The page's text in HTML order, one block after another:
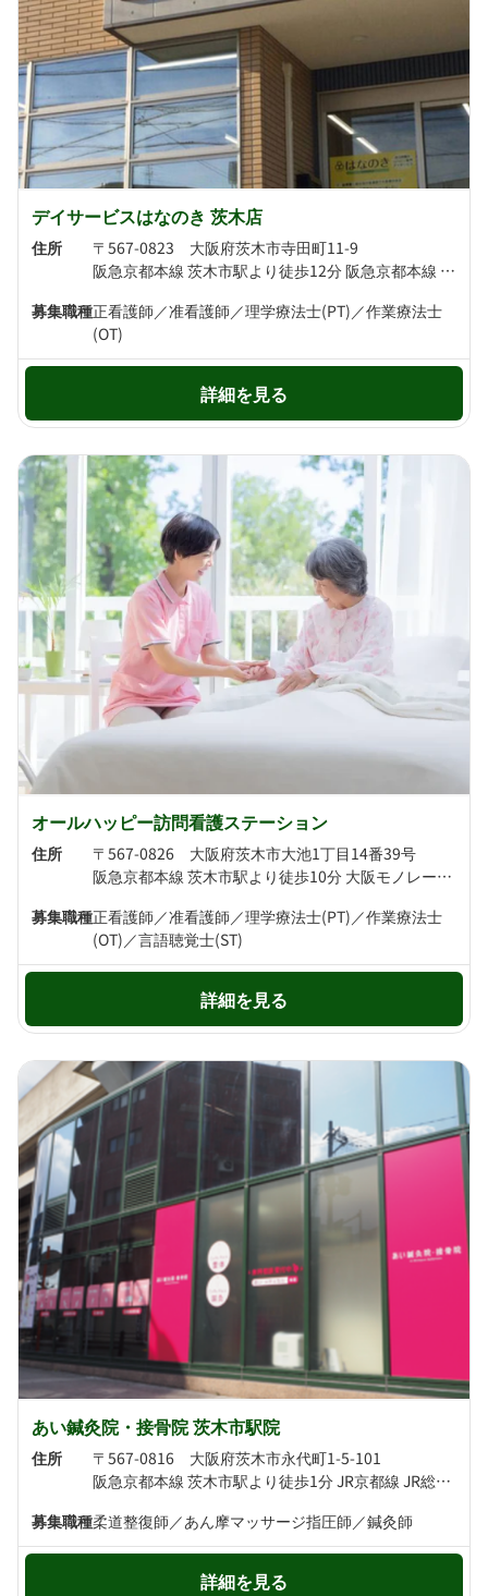
デイサービスはなのき 茨木店
住所
〒567-0823 大阪府茨木市寺田町11-9
阪急京都本線 茨木市駅より徒歩12分 阪急京都本線 総持寺駅より徒歩14分
募集職種正看護師／准看護師／理学療法士(PT)／作業療法士
(OT)
詳細を見る
オールハッピー訪問看護ステーション
住所
〒567-0826 大阪府茨木市大池1丁目14番39号
阪急京都本線 茨木市駅より徒歩10分 大阪モノレール・阪急京都本線 南茨木駅より徒歩18分
募集職種正看護師／准看護師／理学療法士(PT)／作業療法士
(OT)／言語聴覚士(ST)
詳細を見る
あい鍼灸院・接骨院 茨木市駅院
住所
〒567-0816 大阪府茨木市永代町1-5-101
阪急京都本線 茨木市駅より徒歩1分 JR京都線 JR総持寺駅より徒歩16分
募集職種柔道整復師／あん摩マッサージ指圧師／鍼灸師
詳細を見る